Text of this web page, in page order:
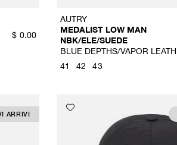
$ 0.00
AUTRY
MEDALIST LOW MAN
NBK/ELE/SUEDE
BLUE DEPTHS/VAPOR
41 42 43
ARRIVI